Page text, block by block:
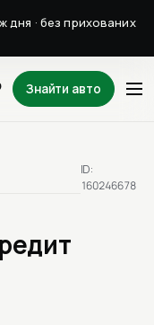
дня · без прихованих
Знайти авто
ID:
160246678